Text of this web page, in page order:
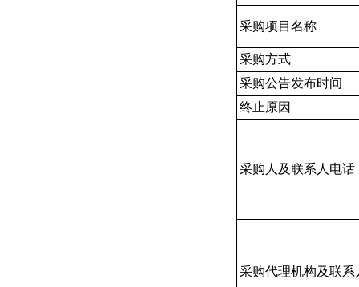
采购项目名称
采购方式
采购公告发布时间
终止 原因
采购人及联系人电话
采购代理机构及联系